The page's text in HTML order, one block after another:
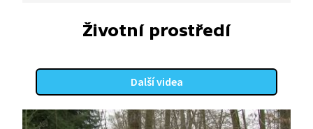
včetně např. vzácných cibulovin, a otevírá cestu
invazním druhům, které vytlačují ty původní. To je
neboť vyžínání sazenic budoucích stromů např.
z husté invazní třtiny stojí lesníky nemalé
plochách se les umí obnovovat přirozeně, neboť
Životní prostředí
Další videa